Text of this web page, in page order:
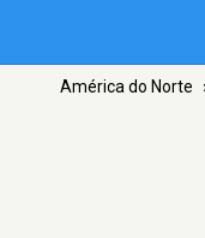
América do Norte